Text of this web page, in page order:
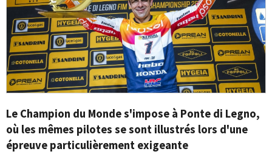
Le Champion du Monde s'impose à Ponte di Legno,
où les mêmes pilotes se sont illustrés lors d'une
épreuve particulièrement exigeante